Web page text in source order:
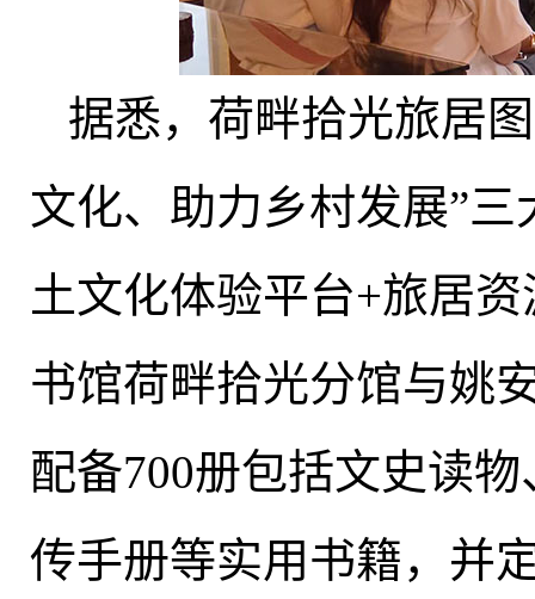
据悉， 荷畔拾光旅居
文化、助力乡村发展”
土文化体验平台+旅居
书馆荷畔拾光分馆与姚
配备700册包括文史读
传手册等实用书籍， 并